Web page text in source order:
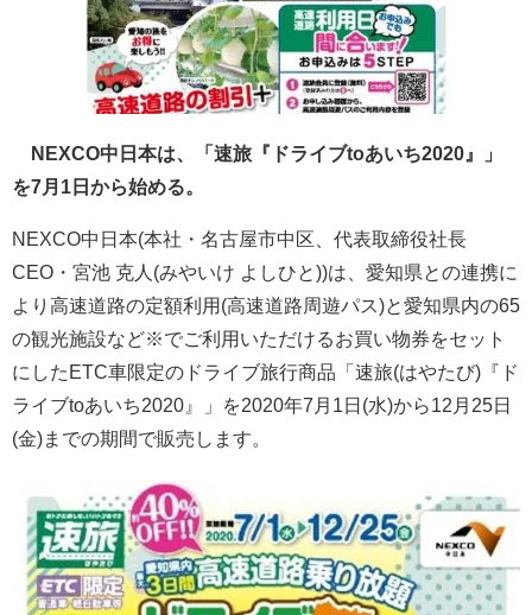
NEXCO中日本は、「速旅『ドライブtoあいち2020』」
を7月1日から始める。
NEXCO中日本(本社・名古屋市中区、代表取締役社長
CEO・宮池 克人(みやいけ よしひと))は、愛知県との連携に
より高速道路の定額利用(高速道路周遊パス)と愛知県内の65
の観光施設など※でご利用いただけるお買い物券をセット
にしたETC車限定のドライブ旅行商品「速旅(はやたび)『ド
ライブtoあいち2020』」を2020年7月1日(水)から12月25日
(金)までの期間で販売します。